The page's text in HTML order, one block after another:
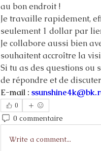
au bon endroit !
Je travaille rapidement,
seulement 1 dollar par
Je collabore aussi bien
souhaitent accroître la
Si tu as des questions
de répondre et de
E-mail :
0
0 commentaire
Write a comment...